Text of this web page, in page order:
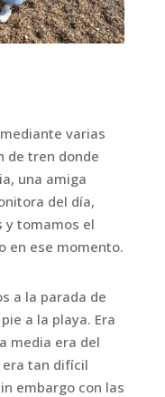
varias
de tren donde
una amiga
del día,
y tomamos el
en ese momento.
a la parada de
a la playa. Era
media era del
tan difícil
embargo con las